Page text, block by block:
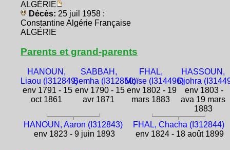
ALGÉRIE
Décès: 25 juil 1958 :
Constantine Algérie Française
ALGÉRIE
Parents et grand-parents
HANOUN,
Liaou (I312849)
env 1791 - 15
oct 1861
SABBAH,
Semha (I312850)
env 1790 - 15
avr 1871
FHAL,
Moïse (I314496)
env 1802 - 19
mars 1883
HASSOUN,
Djohra
env 1803 -
ava 19 mars
1883
HANOUN, Aaron (I312843)
env 1823 - 9 juin 1893
FHAL, Chacha (I312844)
env 1824 - 18 août 1899